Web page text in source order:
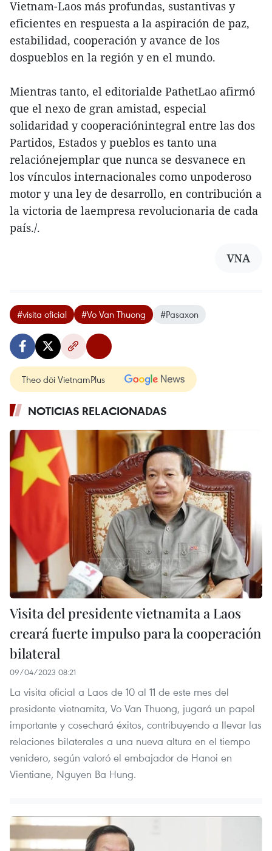
Vietnam-Laos más profundas, sustantivas y
eficientes en respuesta a la aspiración de paz,
estabilidad, cooperación y avance de los
dospueblos en la región y en el mundo.
Mientras tanto, el editorialde PathetLao afirmó
que el nexo de gran amistad, especial
solidaridad y cooperaciónintegral entre las dos
Partidos, Estados y pueblos es tanto una
relaciónejemplar que nunca se desvanece en
los vínculos internacionales como unpoderoso
motor y una ley de desarrollo, en contribución a
la victoria de laempresa revolucionaria de cada
país./.
VNA
#visita oficial #Vo Van Thuong #Pasaxon
Theo dõi VietnamPlus
NOTICIAS RELACIONADAS
Visita del presidente vietnamita a Laos
creará fuerte impulso para la cooperación
bilateral
09/04/2023 08:21
La visita oficial a Laos de 10 al 11 de este mes del
presidente vietnamita, Vo Van Thuong, jugará un papel
importante y cosechará éxitos, contribuyendo a llevar las
relaciones bilaterales a una nueva altura en el tiempo
venidero, según valoró el embajador de Hanoi en
Vientiane, Nguyen Ba Hung.